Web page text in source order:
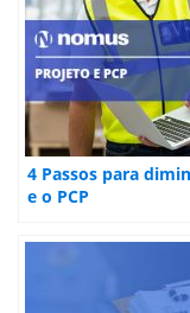
4 Passos para
e o PCP